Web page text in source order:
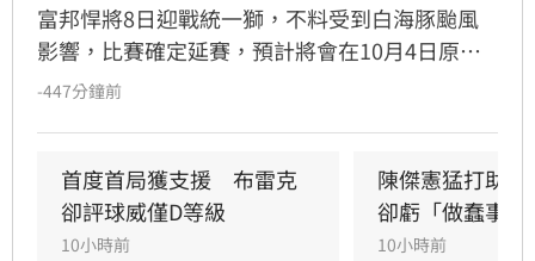
富邦悍將8日迎戰統一獅，不料受到白海豚颱風
影響，比賽確定延賽，預計將會在10月4日原場
地原時間進行。
-447分鐘前
首度首局獲支援　布雷克
卻評球威僅D等級
10小時前
陳傑憲猛打助2
卻虧「做蠢事」
10小時前